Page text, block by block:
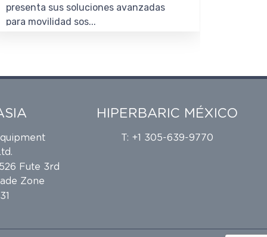
presenta sus soluciones avanzadas
para movilidad sos...
Fute 3rd
Zone
HIPERBARIC MÉXICO
T: +1 305-639-9770